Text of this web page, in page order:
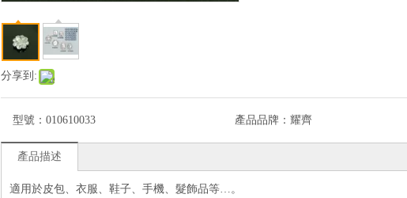
分享到:
型號： 010610033 產品品牌： 耀齊
產品描述
適用於皮包、衣服、鞋子、手機、髮飾品等…。